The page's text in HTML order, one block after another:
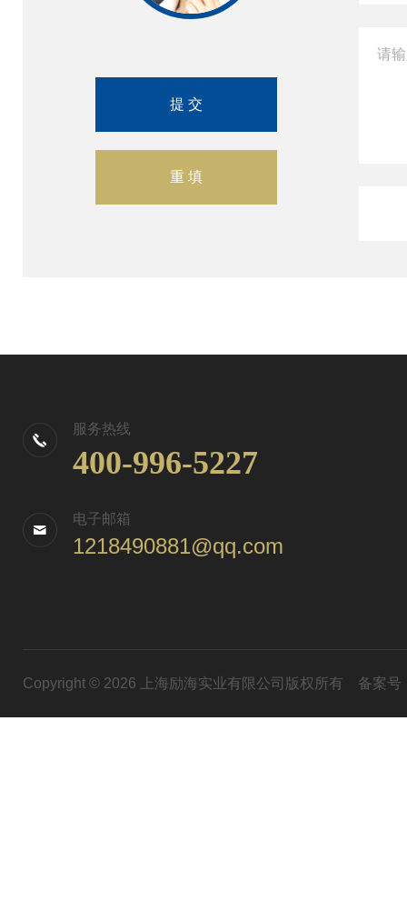
服务热线
400-996-5227
电子邮箱
1218490881@qq.com
Copyright © 2026 上海励海实业有限公司版权所有 备案号